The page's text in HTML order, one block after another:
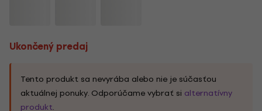
Ukončený predaj
Tento produkt sa nevyrába alebo nie je súčasťou
aktuálnej ponuky. Odporúčame vybrať si alternatívny
produkt.